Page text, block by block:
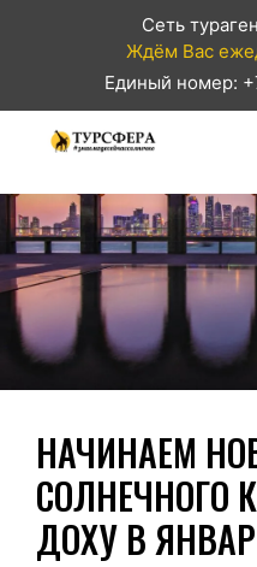
Сеть
Ждём Вас
Единый номер:
НАЧИНАЕМ
СОЛНЕЧНОГО
ДОХУ В